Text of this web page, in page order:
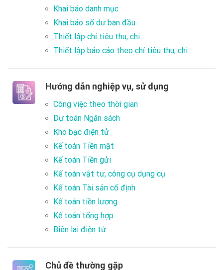
Khai báo danh mục
Khai báo số dư ban đầu
Thiết lập chỉ tiêu thu, chi
Thiết lập báo cáo theo chỉ tiêu thu, chi
Hướng dẫn nghiệp vụ, sử dụng
Công việc theo thời gian
Dự toán Ngân sách
Kho bạc điện tử
Kế toán Tiền mặt
Kế toán Tiền gửi
Kế toán vật tư, công cụ dụng cụ
Kế toán Tài sản cố định
Kế toán tiền lương
Kế toán tổng hợp
Biên lai điện tử
Chủ đề thường gặp